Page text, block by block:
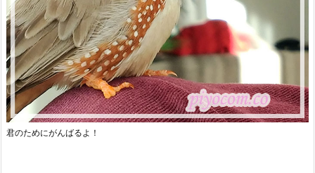
君のためにがんばるよ！